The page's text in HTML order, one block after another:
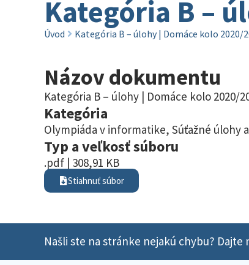
Kategória B –
Úvod Kategória B – úlohy | Domáce kolo 2020/
Názov dokumentu
Kategória B – úlohy | Domáce kolo 2020/
Kategória
Olympiáda v informatike, Súťažné úlohy
Typ a veľkosť súboru
.pdf | 308,91 KB
Stiahnuť súbor
Našli ste na stránke nejakú chybu? Dajte